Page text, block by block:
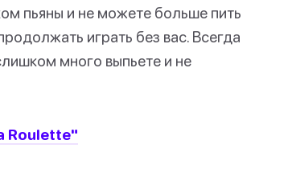
пьяны и не можете больше пить
играть без вас. Всегда
много выпьете и не
Roulette"